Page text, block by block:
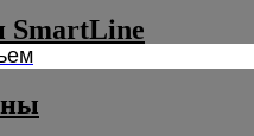
SmartLine